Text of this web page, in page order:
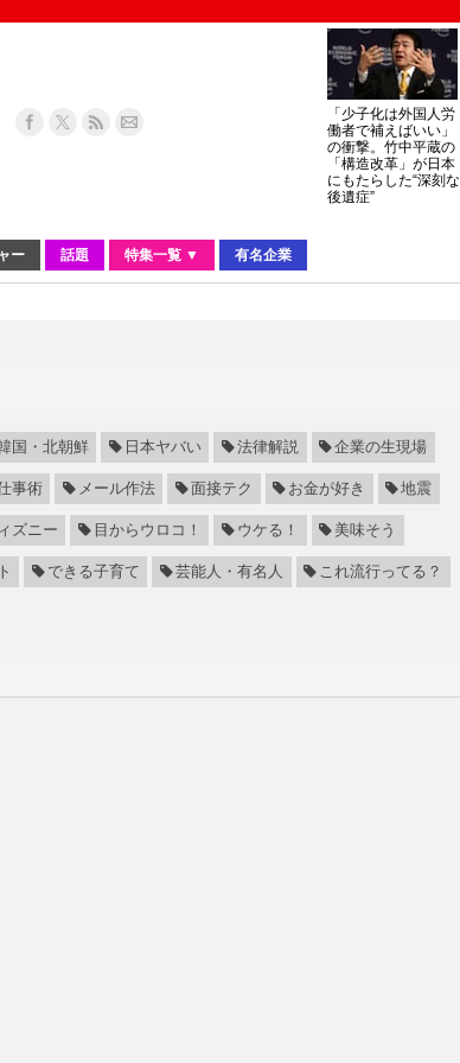
「少子化は外国人労
働者で補えばいい」
の衝撃。竹中平蔵の
「構造改革」が日本
にもたらした“深刻な
後遺症”
ー 話題 特集一覧 ▼ 有名企業
国・北朝鮮 日本ヤバい 法律解説 企業の生現場
事術 メール作法 面接テク お金が好き 地震
ズニー 目からウロコ！ ウケる！ 美味そう
できる子育て 芸能人・有名人 これ流行ってる？